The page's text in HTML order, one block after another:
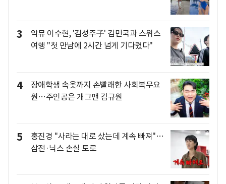
3
악뮤 이수현, '김성주子' 김민국과 스위스
여행 "첫 만남에 2시간 넘게 기다렸다"
4
장애학생 속옷까지 손빨래한 사회복무요
원…주인공은 개그맨 김규원
5
홍진경 "사라는 대로 샀는데 계속 빠져"…
삼전·닉스 손실 토로